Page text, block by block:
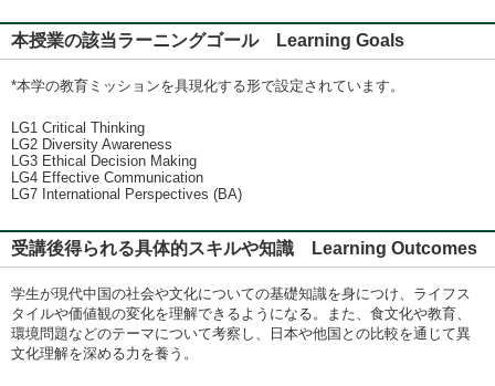
本授業の該当ラーニングゴール Learning Goals
*本学の教育ミッションを具現化する形で設定されています。
LG1 Critical Thinking
LG2 Diversity Awareness
LG3 Ethical Decision Making
LG4 Effective Communication
LG7 International Perspectives (BA)
受講後得られる具体的スキルや知識 Learning Outcomes
学生が現代中国の社会や文化についての基礎知識を身につけ、ライフス
タイルや価値観の変化を理解できるようになる。また、食文化や教育、
環境問題などのテーマについて考察し、日本や他国との比較を通じて異
文化理解を深める力を養う。